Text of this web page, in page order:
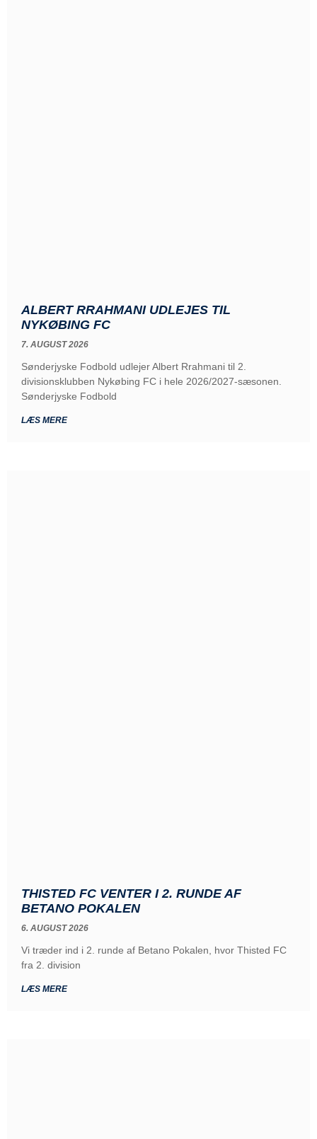
ALBERT RRAHMANI UDLEJES TIL
NYKØBING FC
7. AUGUST 2026
Sønderjyske Fodbold udlejer Albert Rrahmani til 2.
divisionsklubben Nykøbing FC i hele 2026/2027-sæsonen.
Sønderjyske Fodbold
LÆS MERE
THISTED FC VENTER I 2. RUNDE AF
BETANO POKALEN
6. AUGUST 2026
Vi træder ind i 2. runde af Betano Pokalen, hvor Thisted FC
fra 2. division
LÆS MERE